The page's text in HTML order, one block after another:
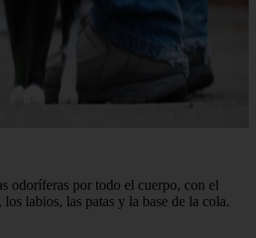
odoríferas por todo el cuerpo, con el
labios, las patas y la base de la cola.